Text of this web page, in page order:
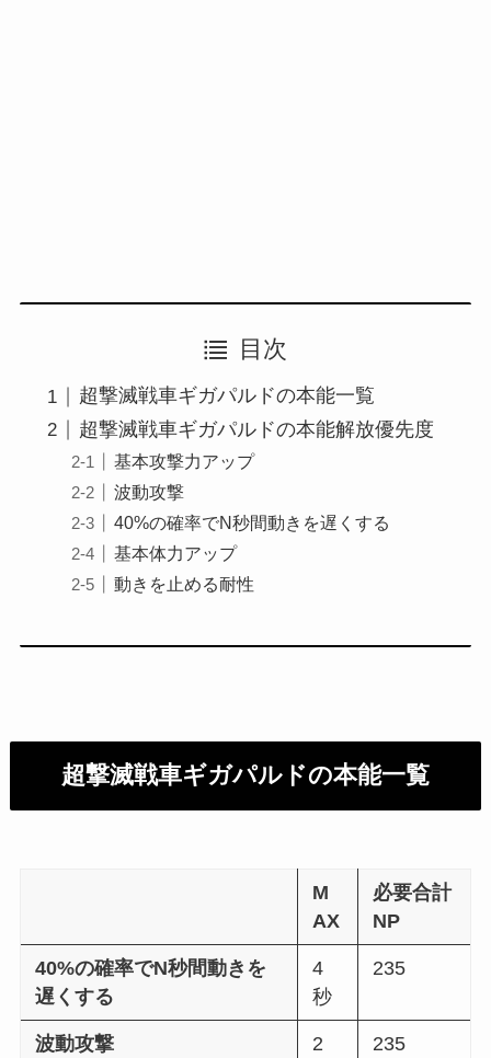
目次
超撃滅戦車ギガパルドの本能一覧
超撃滅戦車ギガパルドの本能解放優先度
基本攻撃力アップ
波動攻撃
40%の確率でN秒間動きを遅くする
基本体力アップ
動きを止める耐性
超撃滅戦車ギガパルドの本能一覧
M
AX
必要合計
NP
40%の確率でN秒間動きを
遅くする
4
秒
235
波動攻撃
2
235